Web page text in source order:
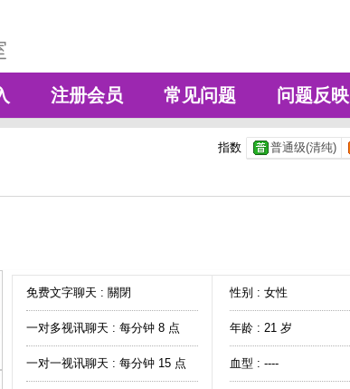
注册会员 常见问题 问题反映
指数 普通级(清纯)
免费文字聊天 : 關閉
一对多视讯聊天 : 每分钟 8 点
一对一视讯聊天 : 每分钟 15 点
性别 : 女性
年龄 : 21 岁
血型 : ----